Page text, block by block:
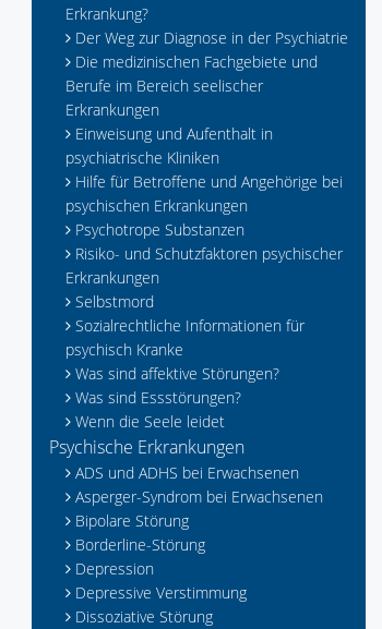
Erkrankung?
Der Weg zur Diagnose in der Psychiatrie
Die medizinischen Fachgebiete und
Berufe im Bereich seelischer
Erkrankungen
Einweisung und Aufenthalt in
psychiatrische Kliniken
Hilfe für Betroffene und Angehörige bei
psychischen Erkrankungen
Psychotrope Substanzen
Risiko- und Schutzfaktoren psychischer
Erkrankungen
Selbstmord
Sozialrechtliche Informationen für
psychisch Kranke
Was sind affektive Störungen?
Was sind Essstörungen?
Wenn die Seele leidet
Psychische Erkrankungen
ADS und ADHS bei Erwachsenen
Asperger-Syndrom bei Erwachsenen
Bipolare Störung
Borderline-Störung
Depression
Depressive Verstimmung
Dissoziative Störung